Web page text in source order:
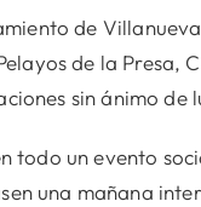
de Villanueva
de la Presa,
sin ánimo de
un evento
una mañana